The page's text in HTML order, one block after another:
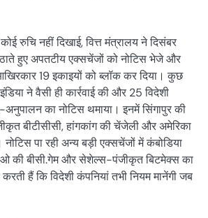
रुचि नहीं दिखाई, वित्त मंत्रालय ने दिसंबर
हुए अपतटीय एक्सचेंजों को नोटिस भेजे और
19 इकाइयों को ब्लॉक कर दिया। कुछ
ने वैसी ही कार्रवाई की और 25 विदेशी
अनुपालन का नोटिस थमाया। इनमें सिंगापुर की
बीटीसीसी, हांगकांग की चेंजेली और अमेरिका
पा रही अन्य बड़ी एक्सचेंजों में कंबोडिया
की बीसी.गेम और सेशेल्स-पंजीकृत बिटमेक्स का
हैं कि विदेशी कंपनियां तभी नियम मानेंगी जब